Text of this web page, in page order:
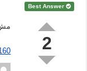
Best Answer
2
مش